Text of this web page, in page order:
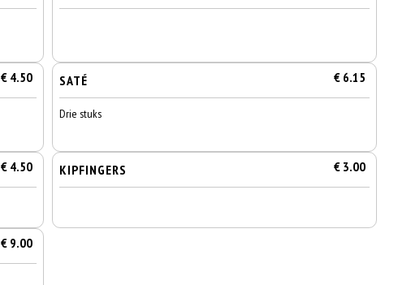
€ 4.50 SATÉ € 6.15
Drie stuks
€ 4.50 KIPFINGERS € 3.00
€ 9.00